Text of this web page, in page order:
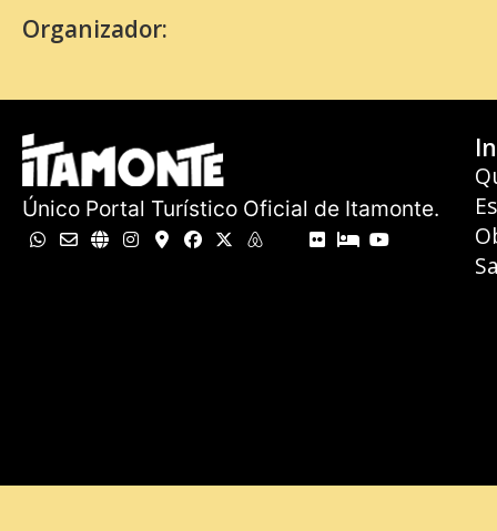
Organizador:
Único Portal Turístico Oficial de Itamonte.